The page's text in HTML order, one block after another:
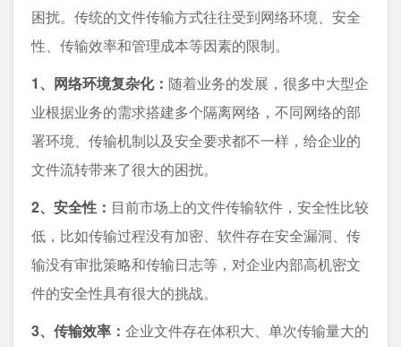
困扰。传统的文件传输方式往往受到网络环境、安全
性、传输效率和管理成本等因素的限制。
1、网络环境复杂化： 随着业务的发展，很多中大型企
业根据业务的需求搭建多个隔离网络，不同网络的部
署环境、传输机制以及安全要求都不一样，给企业的
文件流转带来了很大的困扰。
2、安全性： 目前市场上的文件传输软件，安全性比较
低，比如传输过程没有加密、软件存在安全漏洞、传
输没有审批策略和传输日志等，对企业内部高机密文
件的安全性具有很大的挑战。
3、传输效率： 企业文件存在体积大、单次传输量大的